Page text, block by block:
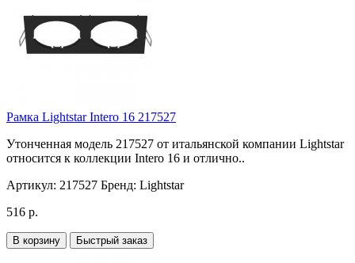
Рамка Lightstar Intero 16 217527
Утонченная модель 217527 от итальянской компании Lightstar
относится к коллекции Intero 16 и отлично..
Артикул: 217527 Бренд: Lightstar
516 р.
В корзину Быстрый заказ